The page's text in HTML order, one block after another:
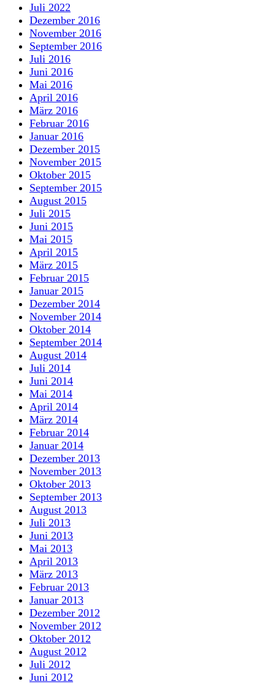
Juli 2022
Dezember 2016
November 2016
September 2016
Juli 2016
Juni 2016
Mai 2016
April 2016
März 2016
Februar 2016
Januar 2016
Dezember 2015
November 2015
Oktober 2015
September 2015
August 2015
Juli 2015
Juni 2015
Mai 2015
April 2015
März 2015
Februar 2015
Januar 2015
Dezember 2014
November 2014
Oktober 2014
September 2014
August 2014
Juli 2014
Juni 2014
Mai 2014
April 2014
März 2014
Februar 2014
Januar 2014
Dezember 2013
November 2013
Oktober 2013
September 2013
August 2013
Juli 2013
Juni 2013
Mai 2013
April 2013
März 2013
Februar 2013
Januar 2013
Dezember 2012
November 2012
Oktober 2012
August 2012
Juli 2012
Juni 2012